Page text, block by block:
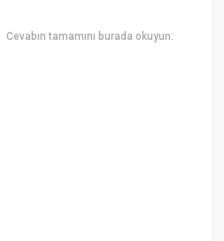
Cevabın tamamını burada okuyun: